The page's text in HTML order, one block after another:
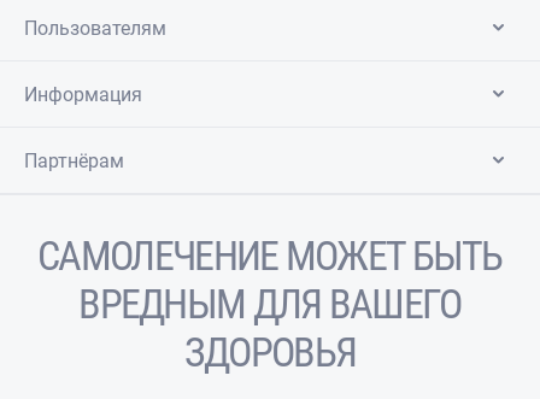
Пользователям
Информация
Партнёрам
САМОЛЕЧЕНИЕ МОЖЕТ БЫТЬ
ВРЕДНЫМ ДЛЯ ВАШЕГО
ЗДОРОВЬЯ